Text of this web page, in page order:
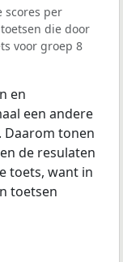
scores per
die door
voor groep 8
en
een andere
Daarom tonen
de resulaten
toets, want in
toetsen